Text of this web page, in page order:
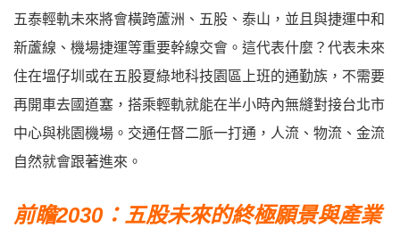
五泰輕軌未來將會橫跨蘆洲、五股、泰山，並且與捷運中和
新蘆線、機場捷運等重要幹線交會。這代表什麼？代表未來
住在塭仔圳或在五股夏綠地科技園區上班的通勤族，不需要
再開車去國道塞，搭乘輕軌就能在半小時內無縫對接台北市
中心與桃園機場。交通任督二脈一打通，人流、物流、金流
自然就會跟著進來。
前瞻2030：五股未來的終極願景與產業